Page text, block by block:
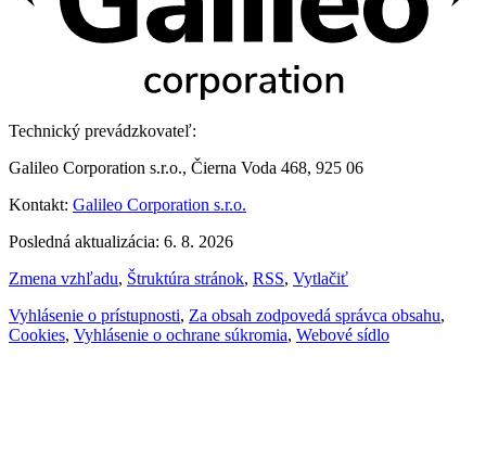
Technický prevádzkovateľ:
Galileo Corporation s.r.o., Čierna Voda 468, 925 06
Kontakt: Galileo Corporation s.r.o.
Posledná aktualizácia: 6. 8. 2026
Zmena vzhľadu, Štruktúra stránok, RSS, Vytlačiť
Vyhlásenie o prístupnosti, Za obsah zodpovedá správca obsahu,
Cookies, Vyhlásenie o ochrane súkromia, Webové sídlo